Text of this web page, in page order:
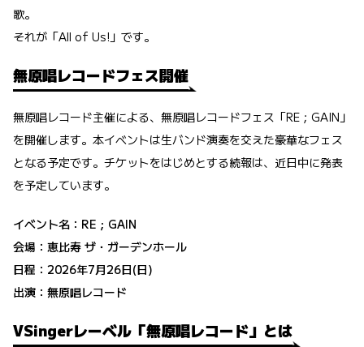
歌。
それが「All of Us!」です。
無原唱レコードフェス開催
無原唱レコード主催による、無原唱レコードフェス「RE；GAIN」
を開催します。本イベントは生バンド演奏を交えた豪華なフェス
となる予定です。チケットをはじめとする続報は、近日中に発表
を予定しています。
イベント名：RE；GAIN
会場：恵比寿 ザ・ガーデンホール
日程：2026年7月26日(日)
出演：無原唱レコード
VSingerレーベル「無原唱レコード」とは